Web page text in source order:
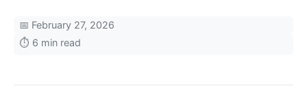
📅 February 27, 2026
⏱️ 6 min read